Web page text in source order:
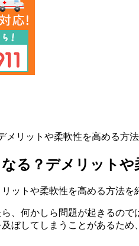
メリットや柔軟性を高める方
る？デメリット
ら、何かしら問題が起きるの
ぼしてしまうことがあるた